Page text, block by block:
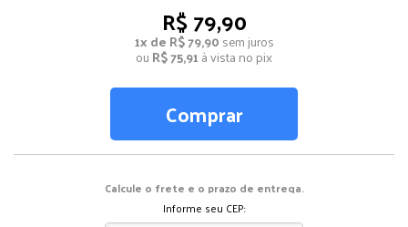
R$ 79,90
1x de R$ 79,90 sem juros
ou R$ 75,91 à vista no pix
Comprar
Calcule o frete e o prazo de entrega.
Informe seu CEP: